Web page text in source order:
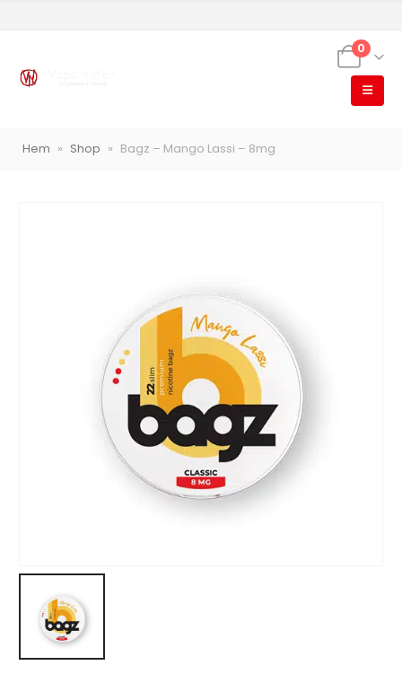
0
Hem » Shop » Bagz – Mango Lassi – 8mg
Vapes, e-cigg & vitsnus